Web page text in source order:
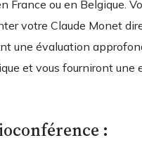
France ou en Belgique.
votre Claude Monet
une évaluation
et vous fourniront une
: